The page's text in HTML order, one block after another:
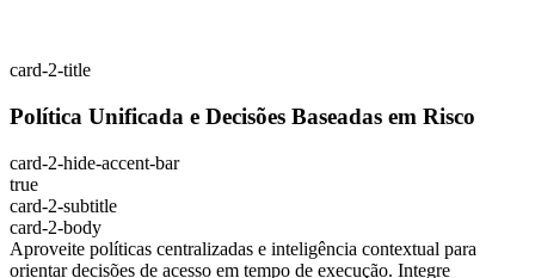
card-2-title
Política Unificada e Decisões Baseadas em Risco
card-2-hide-accent-bar
true
card-2-subtitle
card-2-body
Aproveite políticas centralizadas e inteligência contextual para
orientar decisões de acesso em tempo de execução. Integre